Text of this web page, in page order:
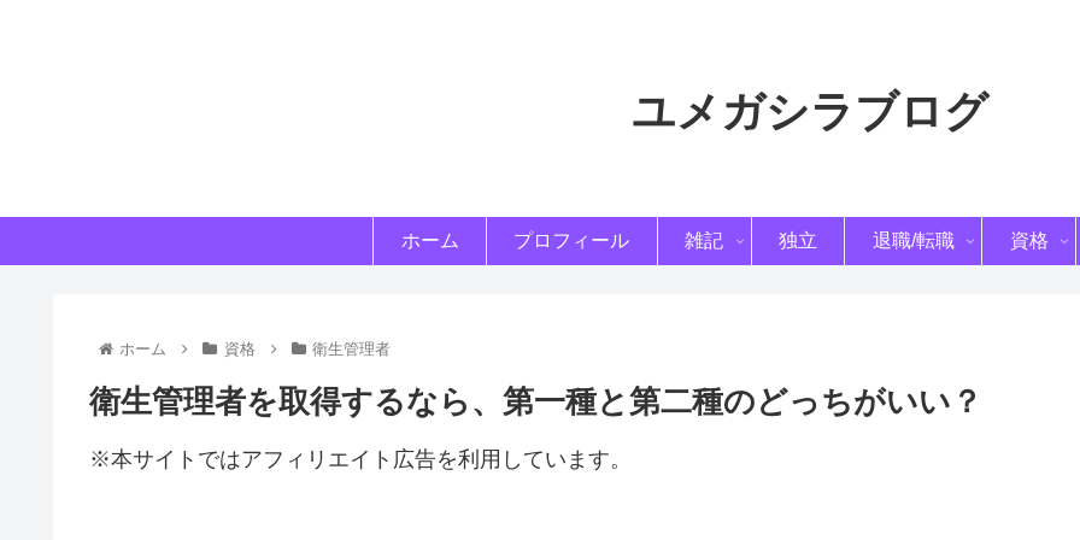
ユメガシラブログ
ホーム プロフィール 雑記 独立 退職/転職 資格
ホーム 資格 衛生管理者
衛生管理者を取得するなら、第一種と第二種のどっちがいい？
※本サイトではアフィリエイト広告を利用しています。